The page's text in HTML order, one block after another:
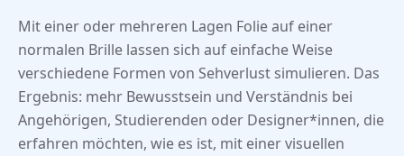
Mit einer oder mehreren Lagen Folie auf einer
normalen Brille lassen sich auf einfache Weise
verschiedene Formen von Sehverlust simulieren. Das
Ergebnis: mehr Bewusstsein und Verständnis bei
Angehörigen, Studierenden oder Designer*innen, die
erfahren möchten, wie es ist, mit einer visuellen